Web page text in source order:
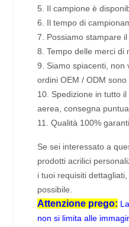
5. Il campione è
6. Il tempo di
7. Possiamo stampare
8. Tempo delle merci di
9. Siamo spiacenti, non
ordini OEM / ODM sono
10. Spedizione in tutto
aerea, consegna
11. Qualità 100%
Se sei interessato a
prodotti acrilici
i tuoi requisiti
possibile.
Attenzione prego:
non si limita alle